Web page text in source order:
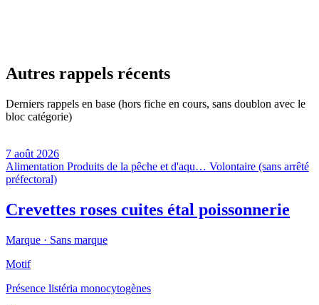
Autres rappels récents
Derniers rappels en base (hors fiche en cours, sans doublon avec le
bloc catégorie)
7 août 2026
Alimentation Produits de la pêche et d'aqu… Volontaire (sans arrêté
préfectoral)
Crevettes roses cuites étal poissonnerie
Marque · Sans marque
Motif
Présence listéria monocytogènes